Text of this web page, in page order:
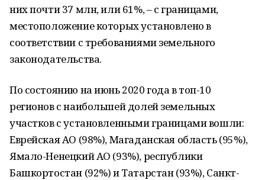
них почти 37 млн, или 61%, – с границами,
местоположение которых установлено в
соответствии с требованиями земельного
законодательства.
По состоянию на июнь 2020 года в топ-10
регионов с наибольшей долей земельных
участков с установленными границами вошли:
Еврейская АО (98%), Магаданская область (95%),
Ямало-Ненецкий АО (93%), республики
Башкортостан (92%) и Татарстан (93%), Санкт-